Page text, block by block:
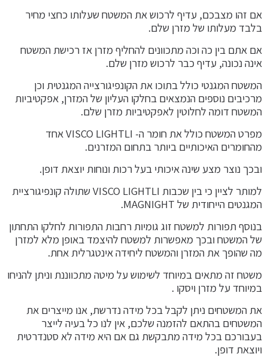
אם זהו מצבכם, עדיף לרכוש את המשטח שעלותו כחצי מחיר
בלבד מעלותו של מזרן שלם.
אם אתם בין כה וכה מתכוונים להחליף מזרן אז רכישת המשטח
אינה נכונה, עדיף כבר לרכוש מזרן שלם.
המשטח המגנטי כולל בתוכו את הקונפיגורצייה המגנטית וכן
מרכיבים נוספים הנמצאים בחלקו העליון של המזרן, אפקטיביות
המשטח דומה לחלוטין לאפקטיביות מזרן שלם.
מפרט המשטח כולל את חומר ה- VISCO LIGHTLI אחד
מהחומרים האיכותיים ביותר בתחום המזרנים.
ובכך נוצר מצע שינה איכותי בעל רכות ונוחות יוצאת דופן.
למותר לציין כי בין שכבות VISCO LIGHTLI שתולה קונפיגורציית
המגנטים הייחודית של MAGNIGHT.
בנוסף תפורות למשטח זוג גומיות רחבות התפורות לחלקו התחתון
של המשטח ובכך מאפשרות למשטח להיצמד באופן מלא למזרן
מה שהופך את המזרן והמשטח ליחידה אינטגרלית אחת.
משטח זה מתאים במיוחד לשימוש על מיטה מתכווננת וניתן להניחו
במיוחד על מזרן ויסקו .
את המשטחים ניתן לקבל בכל מידה נדרשת, אנו מייצרים את
המשטחים בהתאם להזמנה שלכם, אין לנו כל בעיה לייצר
בעבורכם בכל מידה מתבקשת גם אם היא מידה לא סטנדרטית
ויוצאת דופן.